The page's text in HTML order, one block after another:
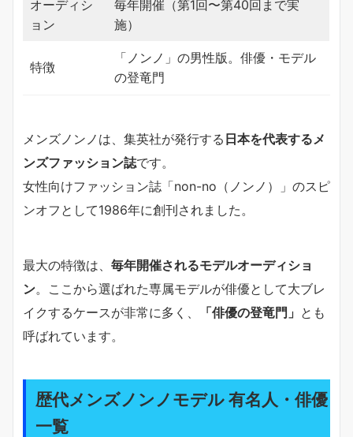
オーディシ
ョン
毎年開催（第1回〜第40回まで実
施）
特徴
「ノンノ」の男性版。俳優・モデル
の登竜門
メンズノンノは、集英社が発行する 日本を代表するメ
ンズファッション誌です。
女性向けファッション誌「non-no（ノンノ）」のスピ
ンオフとして1986年に創刊されました。
最大の特徴は、 毎年開催されるモデルオーディショ
ン。ここから選ばれた専属モデルが俳優として大ブレ
イクするケースが非常に多く、
「俳優の登竜門」 とも
呼ばれています。
歴代メンズノンノモデル 有名人・俳優
一覧